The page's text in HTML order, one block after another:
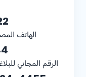
الهاتف
الرقم المجاني